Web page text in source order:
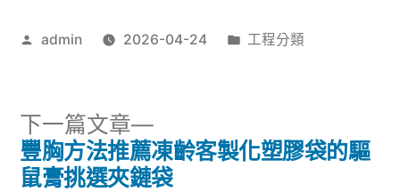
作
admin 2026-04-24
分
工程分類
文
下一篇文章
下
一
篇
豐胸方法推薦凍齡客製化塑膠袋的驅
鼠膏挑選夾鏈袋